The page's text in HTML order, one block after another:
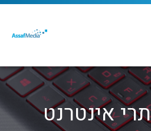
אינטרנט